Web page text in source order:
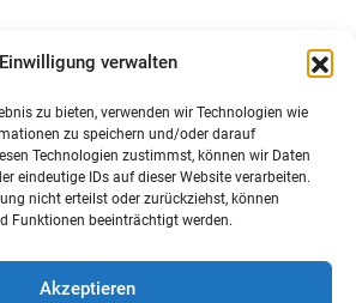
Einwilligung verwalten
zu bieten, verwenden wir Technologien wie
zu speichern und/oder darauf
Technologien zustimmst, können wir Daten
eindeutige IDs auf dieser Website verarbeiten.
nicht erteilst oder zurückziehst, können
Funktionen beeinträchtigt werden.
Akzeptieren